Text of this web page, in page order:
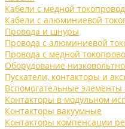
Кабели с медной
Кабели с алюминиевой
Провода и шнуры
Провода с алюминиевой
Провода с медной
Оборудование
Пускатели, контакторы и
Вспомогательные элементы
Контакторы в модульном
Контакторы вакуумные
Контакторы компенсации